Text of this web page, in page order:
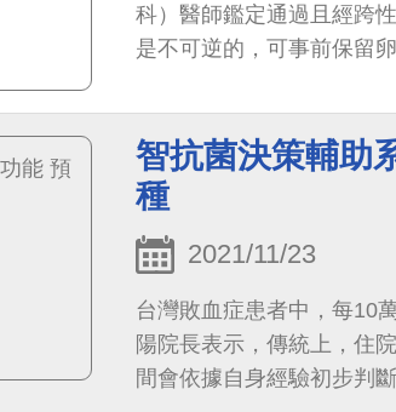
科）醫師鑑定通過且經跨
是不可逆的，可事前保留
智抗菌決策輔助
種
2021/11/23
台灣敗血症患者中，每10
陽院長表示，傳統上，住
間會依據自身經驗初步判